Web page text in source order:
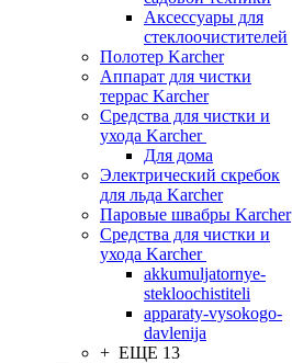
Аксессуары для
стеклоочистителей
Полотер Karcher
Аппарат для чистки
террас Karcher
Средства для чистки и
ухода Karcher
Для дома
Электрический скребок
для льда Karcher
Паровые швабры Karcher
Средства для чистки и
ухода Karcher
akkumuljatornye-
stekloochistiteli
apparaty-vysokogo-
davlenija
+ ЕЩЕ 13